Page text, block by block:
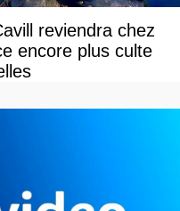
reviendra chez
encore plus culte